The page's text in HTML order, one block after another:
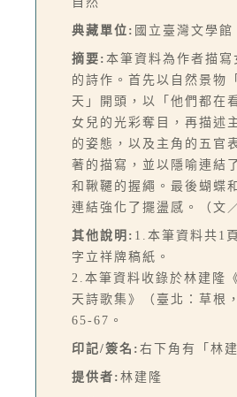
典藏單位: 國立臺灣文學館
摘要: 本筆資料為作者描寫
的詩作。首先以自然景物
天」開頭，以「他們都在
女兒的光彩奪目，再描述
的姿態，以及主角的五官
著的描寫，並以隱喻連結
和鞦韆的握繩。最後蝴蝶
連結強化了擺盪感。（文
其他說明: 1.本筆資料共1
字立祥牌稿紙。
2.本筆資料收錄於林建隆
天詩歌集》（臺北：草根
65-67。
印記/簽名: 右下角有「林
提供者: 林建隆